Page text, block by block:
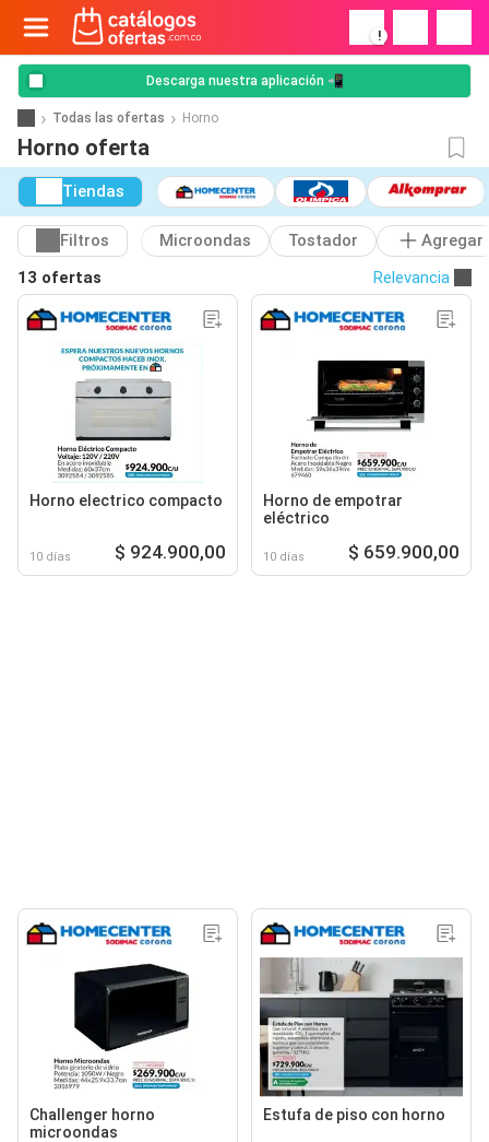
!
Descarga nuestra aplicación 📲
Todas las ofertas Horno
Horno oferta
Tiendas
Filtros Microondas Tostador
Agregar
13 ofertas
Relevancia
Horno electrico compacto
10 días $ 924.900,00
Horno de empotrar
eléctrico
10 días $ 659.900,00
Challenger horno
microondas
Estufa de piso con horno